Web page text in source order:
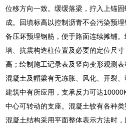
位移方向一致。缓缓落梁，拧入上锚
成。回填标高以控制沥青不会污染预
备压坏预埋钢筋，便于路面连续摊铺
墙、抗震构造柱位置及必要的定位尺
高；绘制施工记录表及竖向变形观测
混凝土及帽梁有无冻胀、风化、开裂
建筑中有所应用，支承反力可达
中心可转动的支座。混凝土铰有各种类
混凝土结构采用平面整体表示方法时